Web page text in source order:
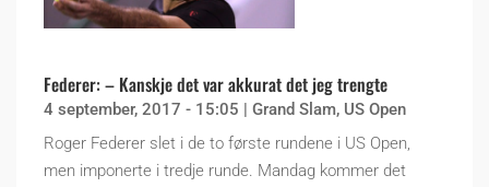
Federer: – Kanskje det var akkurat det jeg trengte
4 september, 2017 - 15:05 | Grand Slam, US Open
Roger Federer slet i de to første rundene i US Open,
men imponerte i tredje runde. Mandag kommer det